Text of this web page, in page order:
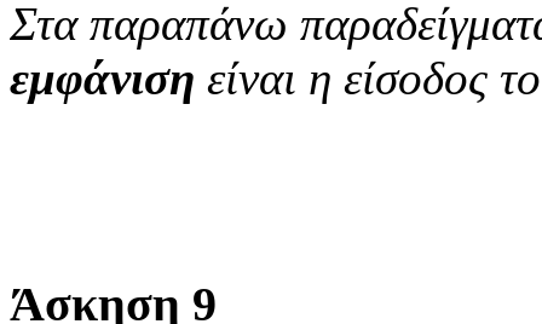
Στα παραπάνω
εμφάνιση είναι η είσοδος
Άσκηση 9